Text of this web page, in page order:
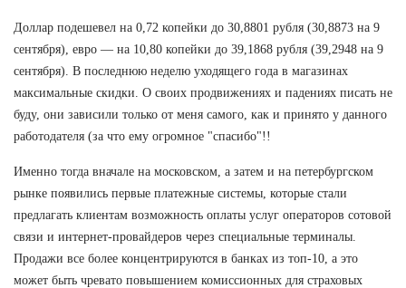
Доллар подешевел на 0,72 копейки до 30,8801 рубля (30,8873 на 9
сентября), евро — на 10,80 копейки до 39,1868 рубля (39,2948 на 9
сентября). В последнюю неделю уходящего года в магазинах
максимальные скидки. О своих продвижениях и падениях писать не
буду, они зависили только от меня самого, как и принято у данного
работодателя (за что ему огромное "спасибо"!!
Именно тогда вначале на московском, а затем и на петербургском
рынке появились первые платежные системы, которые стали
предлагать клиентам возможность оплаты услуг операторов сотовой
связи и интернет-провайдеров через специальные терминалы.
Продажи все более концентрируются в банках из топ-10, а это
может быть чревато повышением комиссионных для страховых